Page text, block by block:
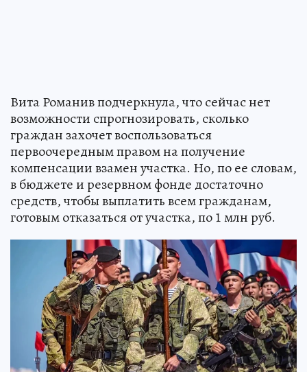
Вита Романив подчеркнула, что сейчас нет
возможности спрогнозировать, сколько
граждан захочет воспользоваться
первоочередным правом на получение
компенсации взамен участка. Но, по ее словам,
в бюджете и резервном фонде достаточно
средств, чтобы выплатить всем гражданам,
готовым отказаться от участка, по 1 млн руб.